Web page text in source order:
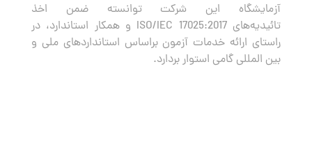
آزمایشگاه این شرکت توانسته ضمن اخذ
تائیدیه‌های ISO/IEC 17025:2017 و همکار استاندارد، در
راستای ارائه خدمات آزمون براساس استانداردهای ملی و
بین المللی گامی استوار بردارد.